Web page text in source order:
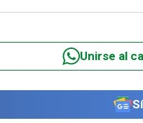
Unirse al